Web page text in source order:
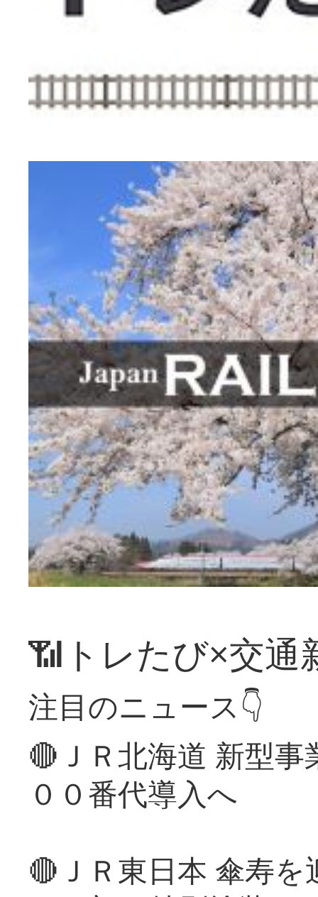
📶トレたび×交通
注目のニュース👇
🔴ＪＲ北海道 新型
００番代導入へ
🔴ＪＲ東日本 傘寿